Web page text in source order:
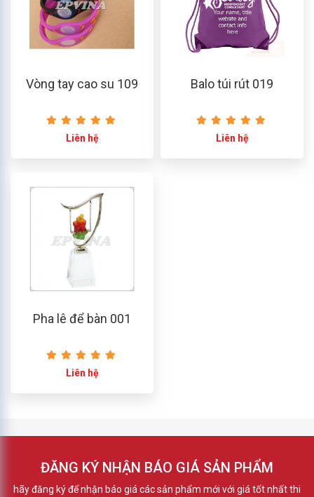
Vòng tay cao su 109
Liên hệ
Balo túi rút 019
Liên hệ
Pha lê để bàn 001
Liên hệ
ĐĂNG KÝ NHẬN BÁO GIÁ SẢN PHẨM
hãy đăng ký để nhận báo giá các sản phẩm mới với giá tốt nhất thi